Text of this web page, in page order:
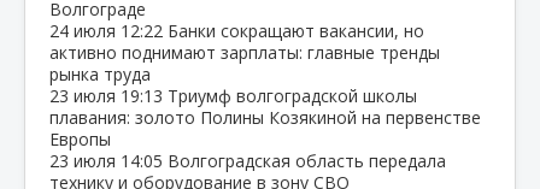
Волгограде
24 июля 12:22 Банки сокращают вакансии, но
активно поднимают зарплаты: главные тренды
рынка труда
23 июля 19:13 Триумф волгоградской школы
плавания: золото Полины Козякиной на первенстве
Европы
23 июля 14:05 Волгоградская область передала
технику и оборудование в зону СВО